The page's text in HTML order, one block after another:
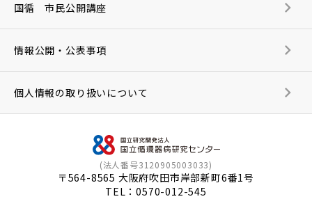
(法人番号3120905003033)
〒564-8565 大阪府吹田市岸部新町6番1号
TEL：0570-012-545
国循 市民公開講座
情報公開・公表事項
個人情報の取り扱いについて